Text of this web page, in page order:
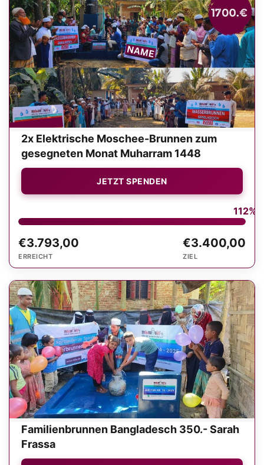
2x Elektrische Moschee-Brunnen zum
gesegneten Monat Muharram 1448
JETZT SPENDEN
112%
€3.793,00
ERREICHT
€3.400,00
ZIEL
Familienbrunnen Bangladesch 350.- Sarah
Frassa